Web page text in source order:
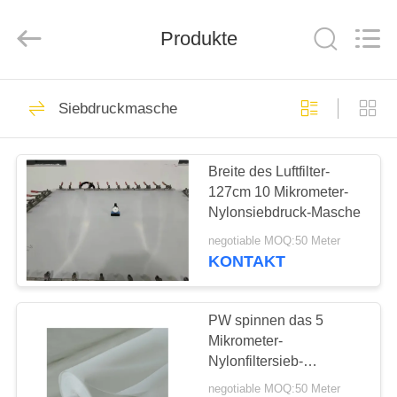
HAUS
PRODUKTE
ÜBER
FABRIK-
QUALITÄTSKONTROLLE
Reserved.
Developed
industrieller
Filterstoff
Luft-Dia-Stoff
27
Produkte
Siebdruckmasche
Breite des Luftfilter-
127cm 10 Mikrometer-
Nylonsiebdruck-Masche
negotiable MOQ:50 Meter
KONTAKT
PW spinnen das 5
Mikrometer-
Nylonfiltersieb-
Druckmasche
negotiable MOQ:50 Meter